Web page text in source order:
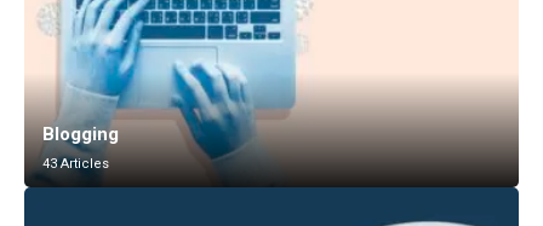
Blogging
43 Articles